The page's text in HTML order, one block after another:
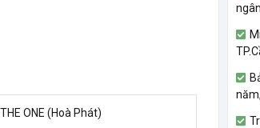
ONE (Hoà Phát)